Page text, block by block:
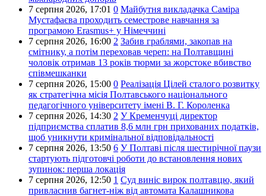
7 серпня 2026, 17:01 0 Майбутня викладачка Саміра
Мустафаєва проходить семестрове навчання за
програмою Erasmus+ у Німеччині
7 серпня 2026, 16:00 2 Забив граблями, закопав на
смітнику, а потім переховав череп: на Полтавщині
чоловік отримав 13 років тюрми за жорстоке вбивство
співмешканки
7 серпня 2026, 15:00 0 Реалізація Цілей сталого розвитку
як стратегічна місія Полтавського національного
педагогічного університету імені В. Г. Короленка
7 серпня 2026, 14:30 2 У Кременчуці директор
підприємства сплатив 8,6 млн грн прихованих податків,
щоб уникнути кримінальної відповідальності
7 серпня 2026, 13:50 6 У Полтаві після шестирічної паузи
стартують підготовчі роботи до встановлення нових
зупинок: перша локація
7 серпня 2026, 12:50 1 Суд виніс вирок полтавцю, який
привласнив багнет-ніж від автомата Калашникова